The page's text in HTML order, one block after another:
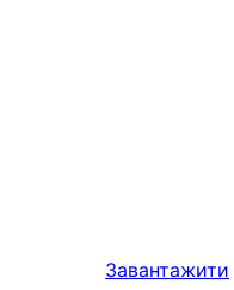
Завантажити